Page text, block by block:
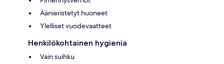
Äänieristetyt huoneet
Ylelliset vuodevaatteet
Henkilökohtainen hygienia
Vain suihku